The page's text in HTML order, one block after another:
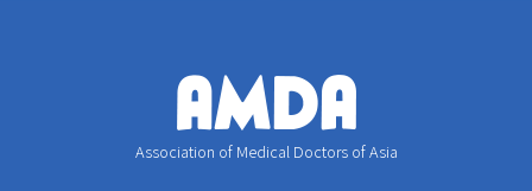
Association of Medical Doctors of Asia